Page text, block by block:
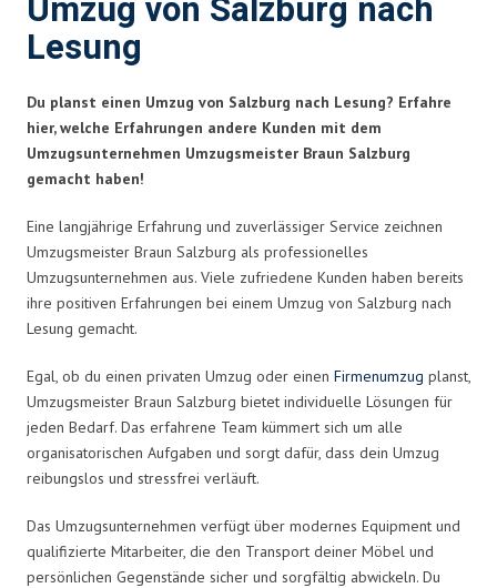
Umzug von Salzburg nach
Lesung
Du planst einen Umzug von Salzburg nach Lesung? Erfahre
hier, welche Erfahrungen andere Kunden mit dem
Umzugsunternehmen Umzugsmeister Braun Salzburg
gemacht haben!
Eine langjährige Erfahrung und zuverlässiger Service zeichnen
Umzugsmeister Braun Salzburg als professionelles
Umzugsunternehmen aus. Viele zufriedene Kunden haben bereits
ihre positiven Erfahrungen bei einem Umzug von Salzburg nach
Lesung gemacht.
Egal, ob du einen privaten Umzug oder einen Firmenumzug planst,
Umzugsmeister Braun Salzburg bietet individuelle Lösungen für
jeden Bedarf. Das erfahrene Team kümmert sich um alle
organisatorischen Aufgaben und sorgt dafür, dass dein Umzug
reibungslos und stressfrei verläuft.
Das Umzugsunternehmen verfügt über modernes Equipment und
qualifizierte Mitarbeiter, die den Transport deiner Möbel und
persönlichen Gegenstände sicher und sorgfältig abwickeln. Du